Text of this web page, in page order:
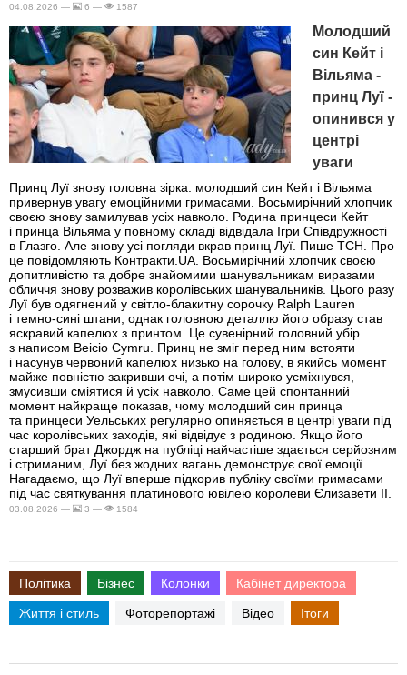
04.08.2026 — 6 — 1587
Молодший
син Кейт і
Вільяма -
принц Луї -
опинився у
центрі
уваги
Принц Луї знову головна зірка: молодший син Кейт і Вільяма
привернув увагу емоційними гримасами. Восьмирічний хлопчик
своєю знову замилував усіх навколо. Родина принцеси Кейт
і принца Вільяма у повному складі відвідала Ігри Співдружності
в Глазго. Але знову усі погляди вкрав принц Луї. Пише ТСН. Про
це повідомляють Контракти.UA. Восьмирічний хлопчик своєю
допитливістю та добре знайомими шанувальникам виразами
обличчя знову розважив королівських шанувальників. Цього разу
Луї був одягнений у світло-блакитну сорочку Ralph Lauren
і темно-сині штани, однак головною деталлю його образу став
яскравий капелюх з принтом. Це сувенірний головний убір
з написом Beicio Cymru. Принц не зміг перед ним встояти
і насунув червоний капелюх низько на голову, в якийсь момент
майже повністю закривши очі, а потім широко усміхнувся,
змусивши сміятися й усіх навколо. Саме цей спонтанний
момент найкраще показав, чому молодший син принца
та принцеси Уельських регулярно опиняється в центрі уваги під
час королівських заходів, які відвідує з родиною. Якщо його
старший брат Джордж на публіці найчастіше здається серйозним
і стриманим, Луї без жодних вагань демонструє свої емоції.
Нагадаємо, що Луї вперше підкорив публіку своїми гримасами
під час святкування платинового ювілею королеви Єлизавети II.
03.08.2026 — 3 — 1584
Політика Бізнес Колонки Кабінет директора
Життя і стиль Фоторепортажі Відео Ітоги